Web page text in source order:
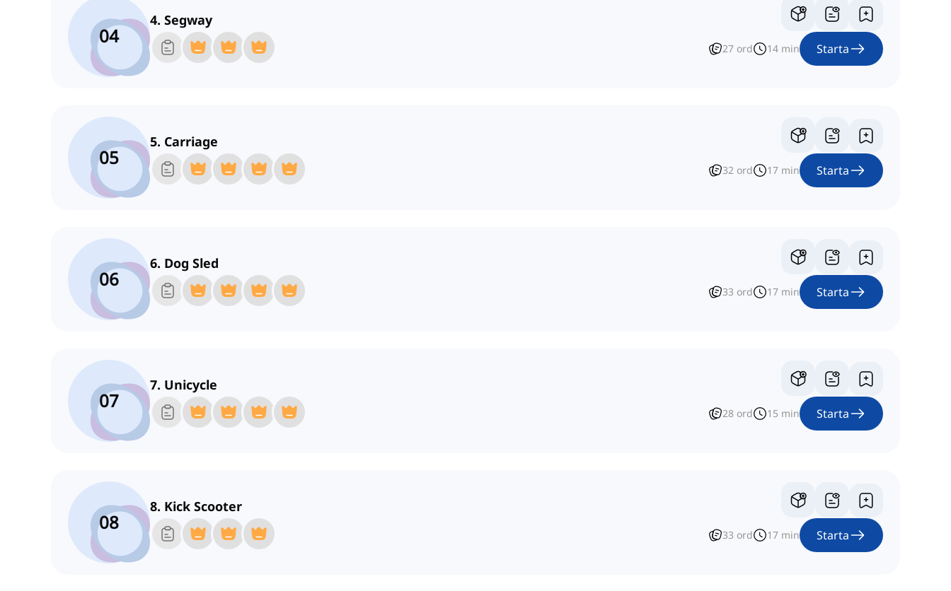
04
4. Segway
27 ord 14 min Starta
05
5. Carriage
32 ord 17 min Starta
06
6. Dog Sled
33 ord 17 min Starta
07
7. Unicycle
28 ord 15 min Starta
08
8. Kick Scooter
33 ord 17 min Starta